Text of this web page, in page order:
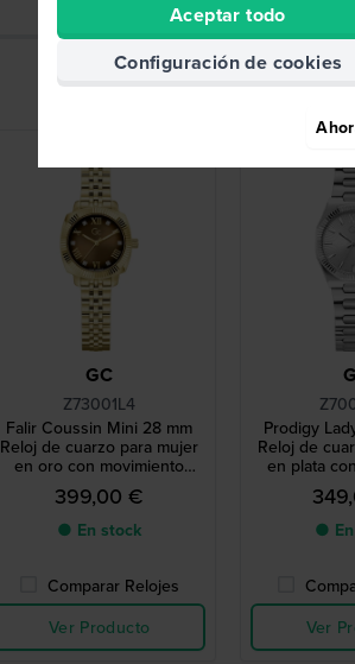
GC
Z73001L4
Falir Coussin Mini 28 mm
Reloj de cuarzo para mujer
en oro con movimiento
suizo y cristales
399,00 €
● En stock
Comparar Relojes
Ver Producto
Prodigy
Reloj de
en plata
●
Ver
Aceptar todo
Configuración de cookies